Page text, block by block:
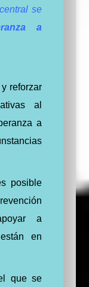
se
a
reforzar
al
a
posible
a
en
que se